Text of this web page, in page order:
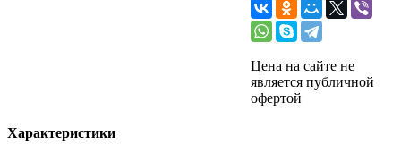
Цена на сайте не
является публичной
офертой
Характеристики